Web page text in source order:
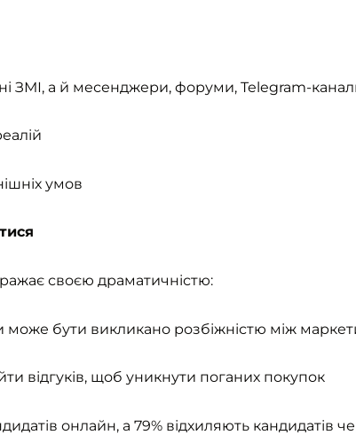
ЗМІ, а й месенджери, форуми, Telegram-
умов
своєю драматичністю:
може бути викликано розбіжністю між
відгуків, щоб уникнути поганих покупок
онлайн, а 79% відхиляють кандидатів